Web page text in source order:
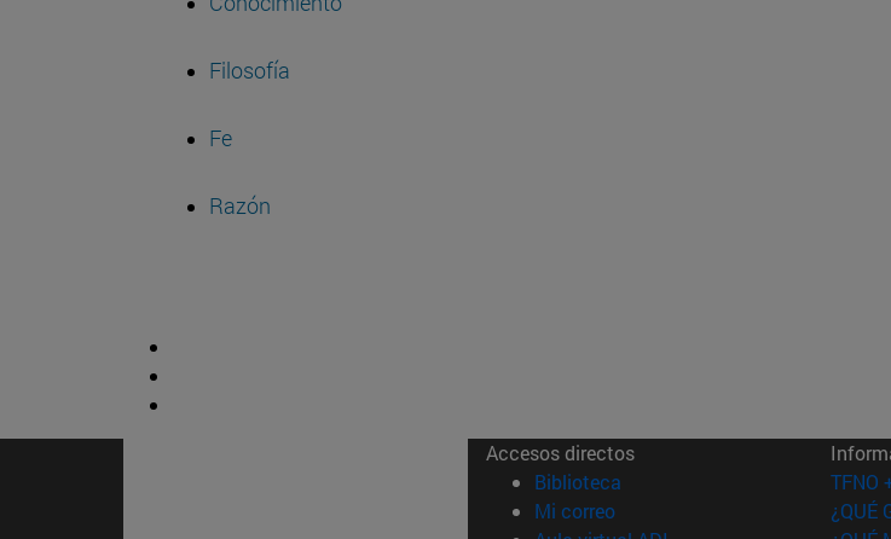
Filosofía
Fe
Razón
Accesos directos
Biblioteca (abre en nueva ventana)
Mi correo(abre en nueva ventana)
TFNO
¿QUÉ